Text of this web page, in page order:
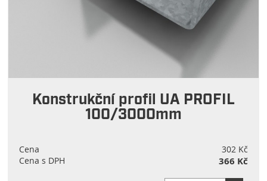
Konstrukční profil UA PROFIL
100/3000mm
Cena
302 Kč
Cena s DPH
366 Kč